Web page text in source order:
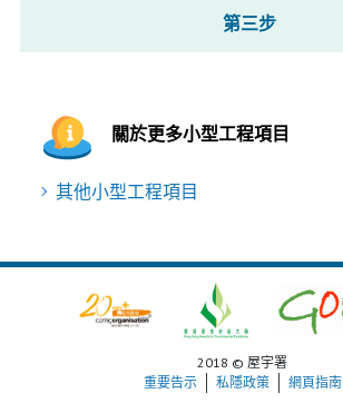
第三步
關於更多小型工程項目
其他小型工程項目
2018 © 屋宇署
重要告示
私隱政策 網頁指南